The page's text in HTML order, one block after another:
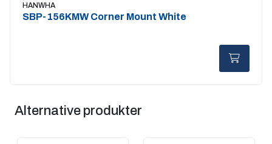
HANWHA
SBP-156KMW Corner Mount White
Alternative produkter